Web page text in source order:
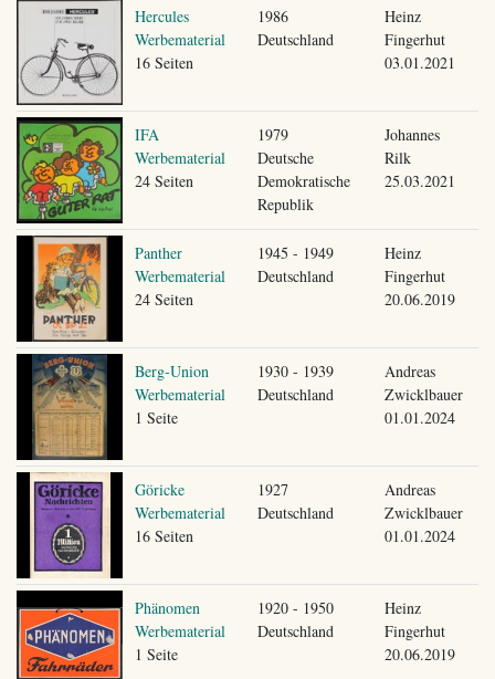
Hercules
Werbematerial
16 Seiten
1986
Deutschland
Heinz
Fingerhut
03.01.2021
IFA
Werbematerial
24 Seiten
1979
Deutsche
Demokratische
Republik
Johannes
Rilk
25.03.2021
Panther
Werbematerial
24 Seiten
1945 - 1949
Deutschland
Heinz
Fingerhut
20.06.2019
Berg-Union
Werbematerial
1 Seite
1930 - 1939
Deutschland
Andreas
Zwicklbauer
01.01.2024
Göricke
Werbematerial
16 Seiten
1927
Deutschland
Andreas
Zwicklbauer
01.01.2024
Phänomen
Werbematerial
1 Seite
1920 - 1950
Deutschland
Heinz
Fingerhut
20.06.2019